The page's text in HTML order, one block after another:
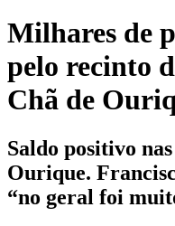
Milhares de
pelo recinto
Chã de
Saldo positivo
Ourique.
“no geral foi